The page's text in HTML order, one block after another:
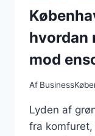
hvordan
mod
Af
Lyden af
fra